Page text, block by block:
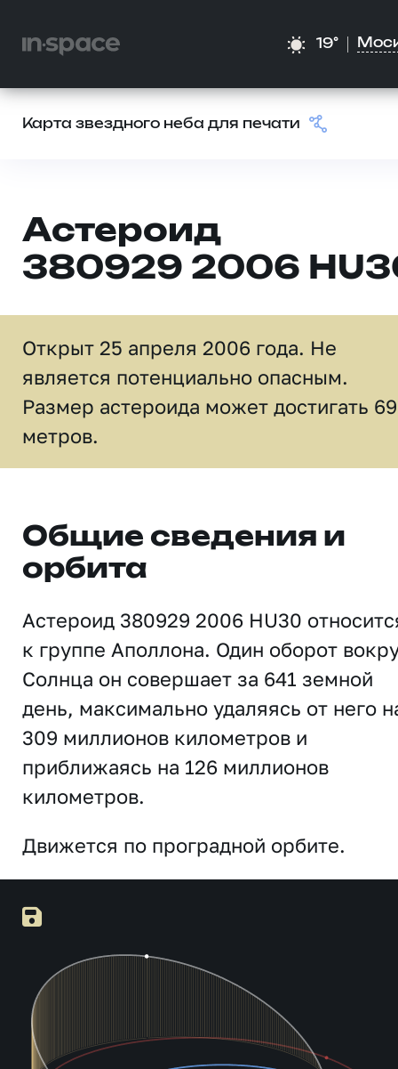
19°
Карта звездного неба для печати
Астероид
380929 2006
Открыт 25 апреля 2006 года. Не
является потенциально опасным.
Размер астероида может достигать
метров.
Общие сведения и
орбита
Астероид 380929 2006 HU30
к группе Аполлона. Один оборот
Солнца он совершает за 641 земной
день, максимально удаляясь от него
309 миллионов километров и
приближаясь на 126 миллионов
километров.
Движется по проградной орбите.